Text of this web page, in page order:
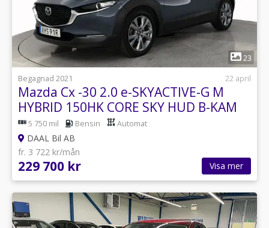
23
Begagnad 2021
22 april
Mazda Cx -30 2.0 e-SKYACTIVE-G M
HYBRID 150HK CORE SKY HUD B-KAM
NAV
5 750 mil Bensin Automat
DAAL Bil AB
fr. 3 722 kr/mån
229 700 kr Visa mer